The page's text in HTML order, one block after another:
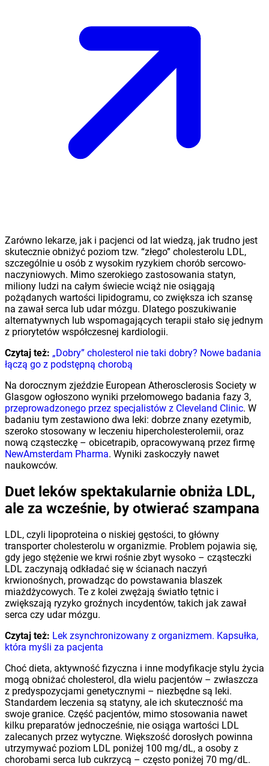
Zarówno lekarze, jak i pacjenci od lat wiedzą, jak trudno jest
skutecznie obniżyć poziom tzw. “złego” cholesterolu LDL,
szczególnie u osób z wysokim ryzykiem chorób sercowo-
naczyniowych. Mimo szerokiego zastosowania statyn,
miliony ludzi na całym świecie wciąż nie osiągają
pożądanych wartości lipidogramu, co zwiększa ich szansę
na zawał serca lub udar mózgu. Dlatego poszukiwanie
alternatywnych lub wspomagających terapii stało się jednym
z priorytetów współczesnej kardiologii.
Czytaj też: „Dobry” cholesterol nie taki dobry? Nowe badania
łączą go z podstępną chorobą
Na dorocznym zjeździe European Atherosclerosis Society w
Glasgow ogłoszono wyniki przełomowego badania fazy 3,
przeprowadzonego przez specjalistów z Cleveland Clinic. W
badaniu tym zestawiono dwa leki: dobrze znany ezetymib,
szeroko stosowany w leczeniu hipercholesterolemii, oraz
nową cząsteczkę – obicetrapib, opracowywaną przez firmę
NewAmsterdam Pharma. Wyniki zaskoczyły nawet
naukowców.
Duet leków spektakularnie obniża LDL,
ale za wcześnie, by otwierać szampana
LDL, czyli lipoproteina o niskiej gęstości, to główny
transporter cholesterolu w organizmie. Problem pojawia się,
gdy jego stężenie we krwi rośnie zbyt wysoko – cząsteczki
LDL zaczynają odkładać się w ścianach naczyń
krwionośnych, prowadząc do powstawania blaszek
miażdżycowych. Te z kolei zwężają światło tętnic i
zwiększają ryzyko groźnych incydentów, takich jak zawał
serca czy udar mózgu.
Czytaj też: Lek zsynchronizowany z organizmem. Kapsułka,
która myśli za pacjenta
Choć dieta, aktywność fizyczna i inne modyfikacje stylu życia
mogą obniżać cholesterol, dla wielu pacjentów – zwłaszcza
z predyspozycjami genetycznymi – niezbędne są leki.
Standardem leczenia są statyny, ale ich skuteczność ma
swoje granice. Część pacjentów, mimo stosowania nawet
kilku preparatów jednocześnie, nie osiąga wartości LDL
zalecanych przez wytyczne. Większość dorosłych powinna
utrzymywać poziom LDL poniżej 100 mg/dL, a osoby z
chorobami serca lub cukrzycą – często poniżej 70 mg/dL.